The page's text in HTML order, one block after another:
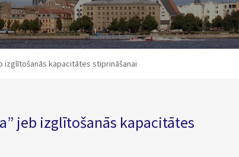
izglītošanās kapacitātes stiprināšanai
jeb izglītošanās kapacitātes